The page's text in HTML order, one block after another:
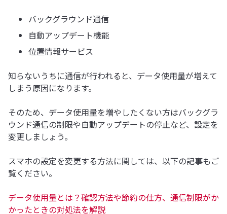
バックグラウンド通信
自動アップデート機能
位置情報サービス
知らないうちに通信が行われると、データ使用量が増えて
しまう原因になります。
そのため、データ使用量を増やしたくない方はバックグラ
ウンド通信の制限や自動アップデートの停止など、設定を
変更しましょう。
スマホの設定を変更する方法に関しては、以下の記事もご
覧ください。
データ使用量とは？確認方法や節約の仕方、通信制限がか
かったときの対処法を解説